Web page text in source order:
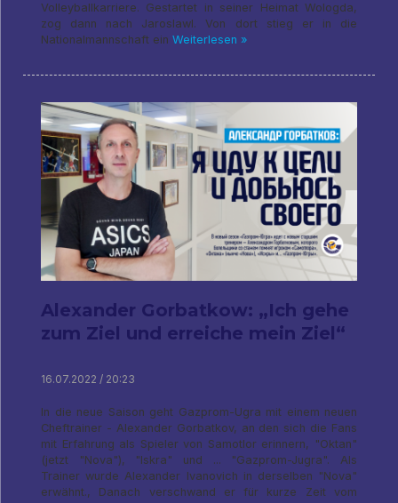
Volleyballkarriere. Gestartet in seiner Heimat Wologda,
zog dann nach Jaroslawl. Von dort stieg er in die
Nationalmannschaft ein Weiterlesen »
Alexander Gorbatkow: „Ich gehe
zum Ziel und erreiche mein Ziel“
16.07.2022 / 20:23
In die neue Saison geht Gazprom-Ugra mit einem neuen
Cheftrainer - Alexander Gorbatkov, an den sich die Fans
mit Erfahrung als Spieler von Samotlor erinnern, "Oktan"
(jetzt "Nova"), "Iskra" und ... "Gazprom-Jugra". Als
Trainer wurde Alexander Ivanovich in derselben "Nova"
erwähnt., Danach verschwand er für kurze Zeit vom